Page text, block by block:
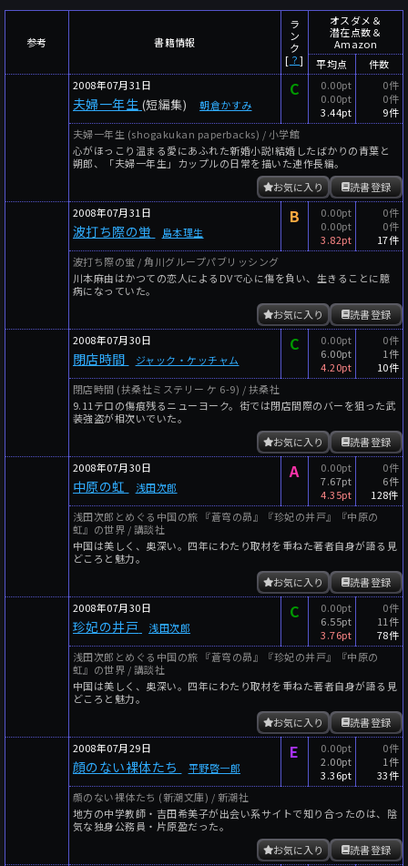
読者数
～
人
年代
年代と月の範囲
先月以降 今月以降
月
～
年
月
絞り込みリセット
参考 書籍情報
ラ
ン
ク
[ ？]
オスダメ＆
潜在点数＆
Amazon
平均点
件数
2008年07月31日
夫婦一年生 (短編集) 朝倉かすみ
C
0.00pt
0.00pt
3.44pt
0件
0件
9件
夫婦一年生 (shogakukan paperbacks) / 小学館
心がほっこり温まる愛にあふれた新婚小説!結婚したばかりの青葉と
朔郎、「夫婦一年生」カップルの日常を描いた連作長編。
読書登録
お気に入り
2008年07月31日
波打ち際の蛍 島本理生
B
0.00pt
0.00pt
3.82pt
0件
0件
17件
波打ち際の蛍 / 角川グループパブリッシング
川本麻由はかつての恋人によるDVで心に傷を負い、生きることに臆
病になっていた。
読書登録
お気に入り
2008年07月30日
閉店時間 ジャック・ケッチャム
C
0.00pt
6.00pt
4.20pt
0件
1件
10件
閉店時間 (扶桑社ミステリー ケ 6-9) / 扶桑社
9.11テロの傷痕残るニューヨーク。街では閉店間際のバーを狙った武
装強盗が相次いでいた。
読書登録
お気に入り
2008年07月30日
中原の虹 浅田次郎
A
0.00pt
7.67pt
4.35pt
0件
6件
128件
浅田次郎とめぐる中国の旅 『蒼穹の昴』『珍妃の井戸』『中原の
虹』の世界 / 講談社
中国は美しく、奥深い。四年にわたり取材を重ねた著者自身が語る見
どころと魅力。
読書登録
お気に入り
2008年07月30日
珍妃の井戸 浅田次郎
C
0.00pt
6.55pt
3.76pt
0件
11件
78件
浅田次郎とめぐる中国の旅 『蒼穹の昴』『珍妃の井戸』『中原の
虹』の世界 / 講談社
中国は美しく、奥深い。四年にわたり取材を重ねた著者自身が語る見
どころと魅力。
読書登録
お気に入り
2008年07月29日
顔のない裸体たち 平野啓一郎
E
0.00pt
2.00pt
3.36pt
0件
1件
33件
顔のない裸体たち (新潮文庫) / 新潮社
地方の中学教師・吉田希美子が出会い系サイトで知り合ったのは、陰
気な独身公務員・片原盈だった。
読書登録
お気に入り